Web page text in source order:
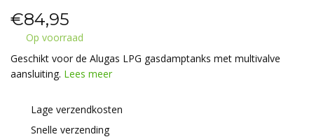
€84,95
Op voorraad
Geschikt voor de Alugas LPG gasdamptanks met multivalve
aansluiting. Lees meer
Lage verzendkosten
Snelle verzending